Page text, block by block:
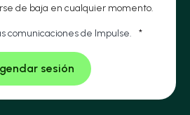
de baja en cualquier momento.
comunicaciones de Impulse. *